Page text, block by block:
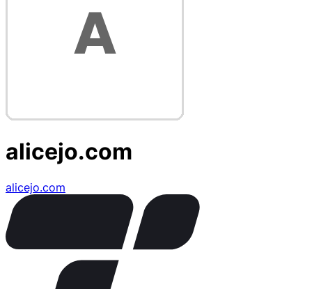
alicejo.com
alicejo.com